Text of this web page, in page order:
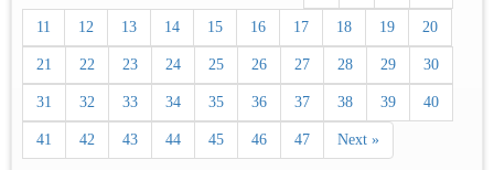
11 12 13 14 15 16 17 18 19 20
21 22 23 24 25 26 27 28 29 30
31 32 33 34 35 36 37 38 39 40
41 42 43 44 45 46 47 Next »